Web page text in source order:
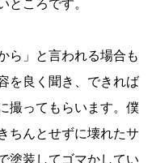
ところです。
ら」と言われる場合も
を良く聞き、できれば
撮ってもらいます。僕
ちんとせずに壊れたサ
塗装してゴマかしてい